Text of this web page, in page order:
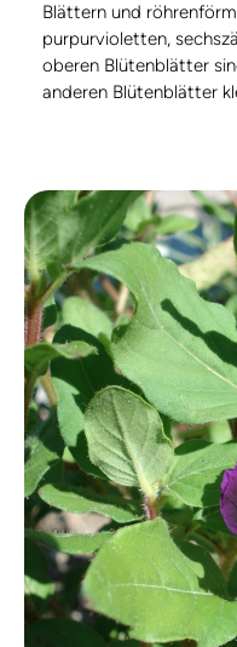
Blättern und
purpurvioletten,
oberen Blütenblätter
anderen Blütenblätter